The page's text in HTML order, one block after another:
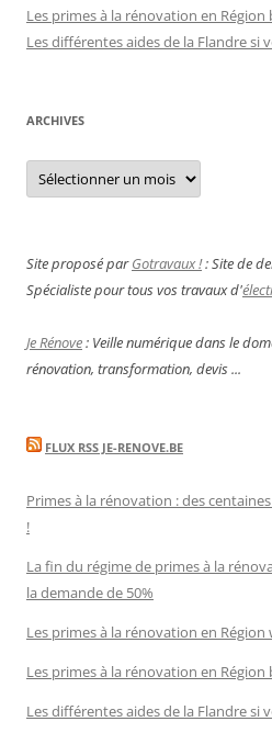
Les primes à la rénovation en Région
Les différentes aides de la Flandre si
ARCHIVES
Archives
Site proposé parGotravaux !: Site de
Spécialiste pour tous vos travaux d'
Je Rénove: Veille numérique dans le
rénovation, transformation, devis ...
FLUX RSS JE-RENOVE.BE
Primes à la rénovation : des
!
La fin du régime de primes à la
la demande de 50%
Les primes à la rénovation en Région
Les primes à la rénovation en Région
Les différentes aides de la Flandre si